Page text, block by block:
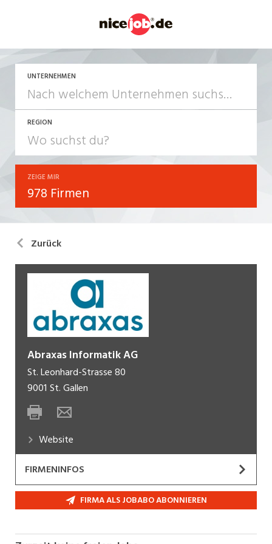
UNTERNEHMEN
REGION
ZEIGE MIR
978 Firmen
Zurück
Abraxas Informatik AG
St. Leonhard-Strasse 80
9001 St. Gallen
Website
FIRMENINFOS
Gestalte die digitale Schweiz von morgen.
Standorten arbeiten wir gemeinsam an
FIRMA ALS JOBABO ABONNIEREN